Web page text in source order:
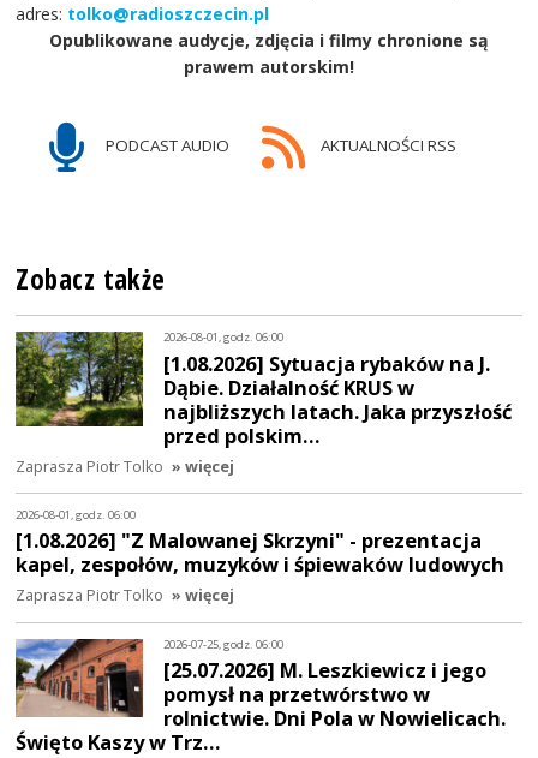
adres: tolko@radioszczecin.pl
Opublikowane audycje, zdjęcia i filmy chronione są
prawem autorskim!
PODCAST AUDIO AKTUALNOŚCI RSS
Zobacz także
2026-08-01, godz. 06:00
[1.08.2026] Sytuacja rybaków na J.
Dąbie. Działalność KRUS w
najbliższych latach. Jaka przyszłość
przed polskim…
Zaprasza Piotr Tolko » więcej
2026-08-01, godz. 06:00
[1.08.2026] "Z Malowanej Skrzyni" - prezentacja
kapel, zespołów, muzyków i śpiewaków ludowych
Zaprasza Piotr Tolko » więcej
2026-07-25, godz. 06:00
[25.07.2026] M. Leszkiewicz i jego
pomysł na przetwórstwo w
rolnictwie. Dni Pola w Nowielicach.
Święto Kaszy w Trz…